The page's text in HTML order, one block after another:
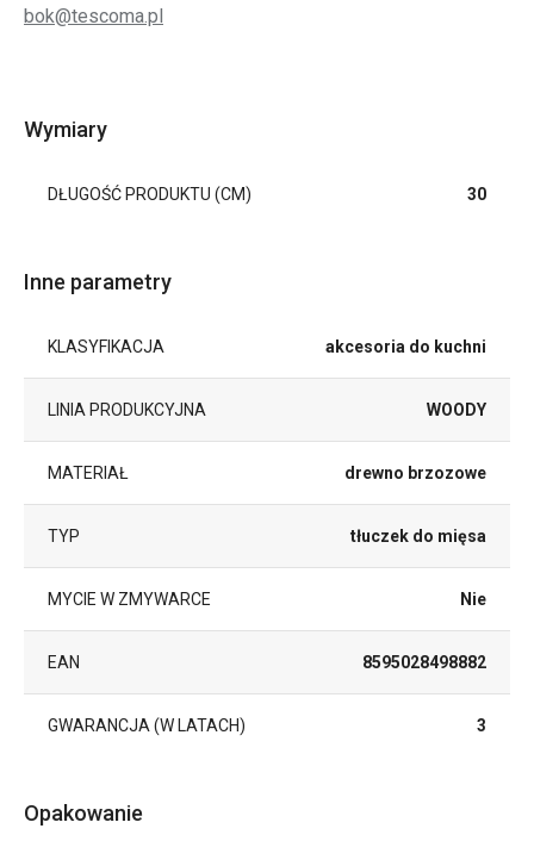
bok@tescoma.pl
Wymiary
DŁUGOŚĆ PRODUKTU (CM) 30
Inne parametry
KLASYFIKACJA akcesoria do kuchni
LINIA PRODUKCYJNA WOODY
MATERIAŁ drewno brzozowe
TYP tłuczek do mięsa
MYCIE W ZMYWARCE Nie
EAN 8595028498882
GWARANCJA (W LATACH) 3
Opakowanie